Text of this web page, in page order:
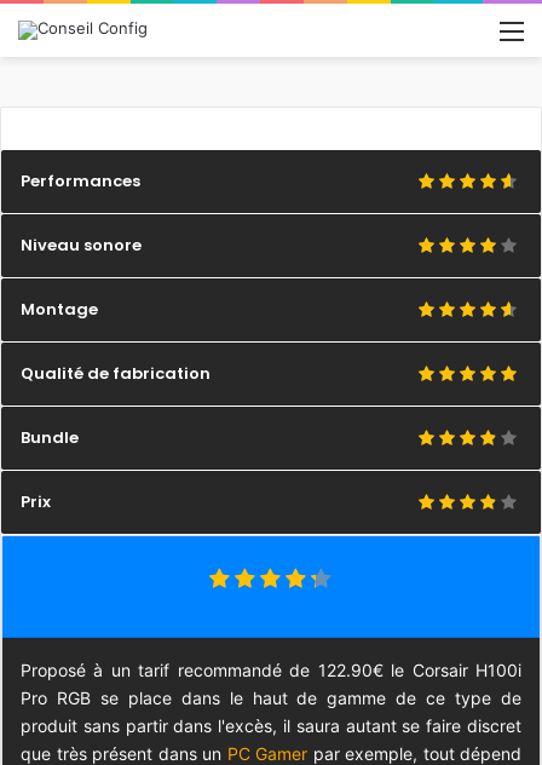
Performances
Niveau sonore
Montage
Qualité de fabrication
Bundle
Prix
Proposé à un tarif recommandé de 122.90€ le Corsair H100i
Pro RGB se place dans le haut de gamme de ce type de
produit sans partir dans l'excès, il saura autant se faire discret
que très présent dans un PC Gamer par exemple, tout dépend